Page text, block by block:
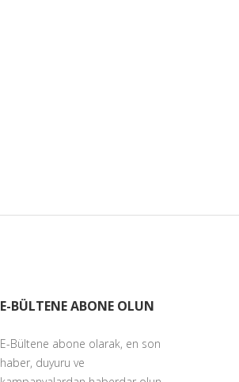
E-BÜLTENE ABONE OLUN
E-Bültene abone olarak, en son
haber, duyuru ve